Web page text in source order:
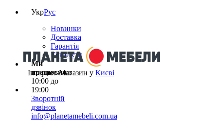
УкрРус
Новинки
Доставка
Гарантія
Контакти
Ми
працюємо:з
10:00 до
19:00
Зворотній
дзвінок
info@planetamebeli.com.ua
Інтернет-Магазин у Києві